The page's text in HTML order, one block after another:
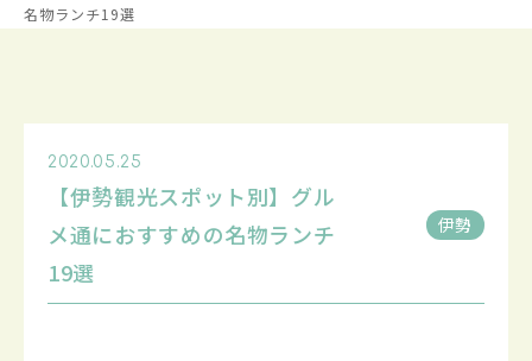
名物ランチ19選
2020.05.25
【伊勢観光スポット別】グル
メ通におすすめの名物ランチ
19選
伊勢